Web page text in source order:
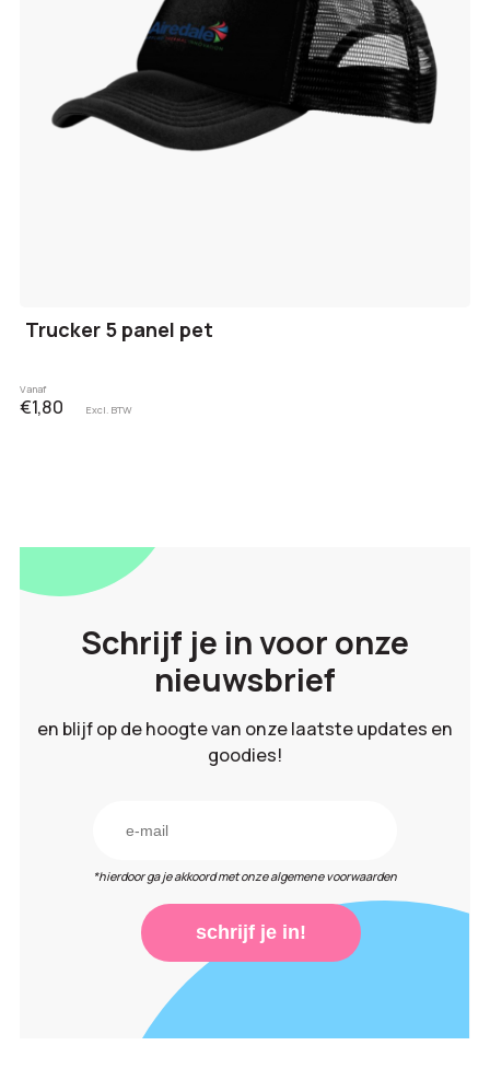
Trucker 5 panel pet
Vanaf
€1,80 Excl. BTW
Schrijf je in voor onze
nieuwsbrief
en blijf op de hoogte van onze laatste updates en
goodies!
*hierdoor ga je akkoord met onze algemene voorwaarden
schrijf je in!